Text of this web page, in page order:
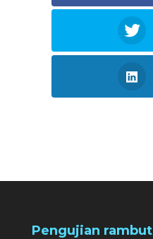
Pengujian rambut